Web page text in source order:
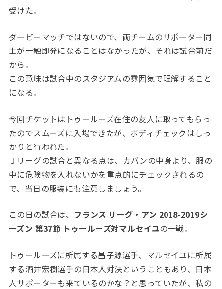
受けた。
ダービーマッチではないので、両チームのサポーター同
士が一触即発になることはなかったが、それは試合前だ
から。
この意味は試合中のスタジアムの雰囲気で理解すること
になる。
今回チケットはトゥールーズ在住の友人に取ってもらっ
たのでスムーズに入場できたが、ボディチェックはしっ
かりと行われた。
Ｊリーグの試合と異なる点は、カバンの中身より、服の
中に危険物を入れないかを重点的にチェックされるの
で、当日の服装にも注意しましょう。
この日の試合は、 フランス リーグ・アン 2018-2019シ
ーズン 第37節 トゥールーズ対マルセイユの一戦。
トゥールーズに所属する昌子源選手、マルセイユに所属
する酒井宏樹選手の日本人対決ということもあり、日本
人サポーターも来ているのかな？と思っていたが、私の